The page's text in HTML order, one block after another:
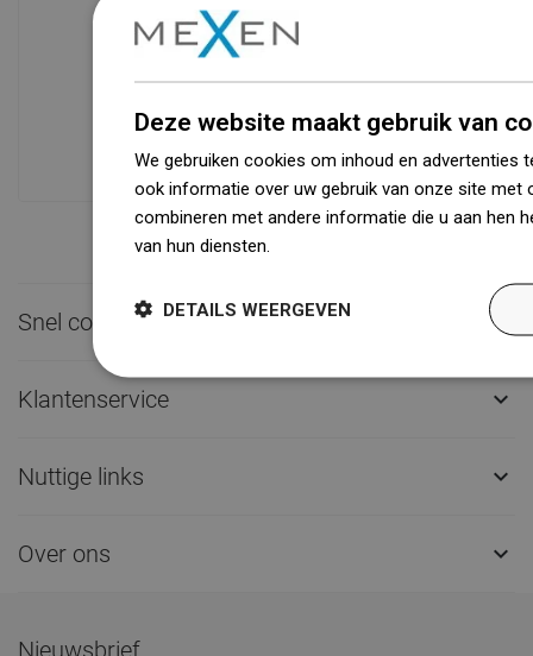
Beschikbaarheid van goederen
dan 68.000 palletplaatsen biedt meer
dan 1500.000 beschikbare producten!
Snel contact 
Klantenservice 
Nuttige links 
Over ons 
Deze website maakt gebruik van
We gebruiken cookies om inhoud en advertenties
ook informatie over uw gebruik van onze site met
combineren met andere informatie die u aan hen
van hun diensten.
DETAILS WEERGEVEN